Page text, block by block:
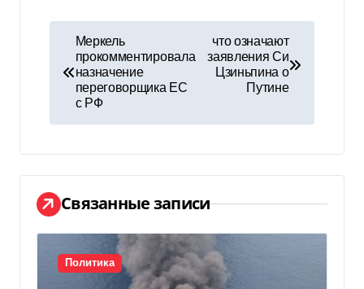
г
а
ц
и
Меркель
прокомментировала
назначение
переговорщика ЕС
с РФ
что означают
заявления Си
Цзиньпина о
Путине
Связанные записи
Политика